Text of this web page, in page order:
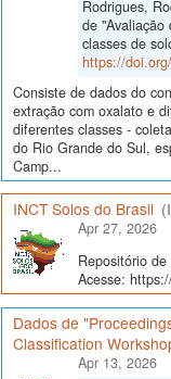
Rodrigues,
de "Avaliação
classes de
https://
Consiste de dados do
extração com oxalato e
diferentes classes -
do Rio Grande do Sul,
Camp...
INCT Solos do Brasil
Apr 27, 2026
Repositório
Acesse:
Dados de
Classification
Apr 13, 2026